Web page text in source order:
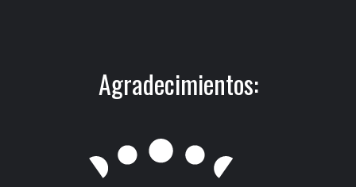
Agradecimientos: